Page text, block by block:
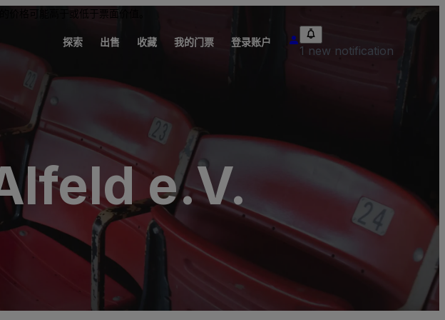
价格可能高于或低于票面价值。
探索 出售 收藏 我的门票 登录账户
1 new notification
e.V.